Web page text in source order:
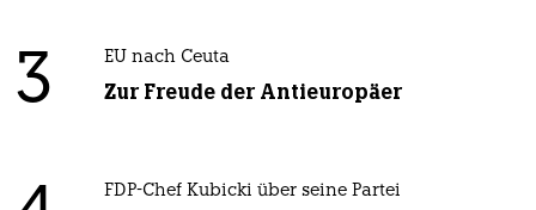
3 EU nach Ceuta
Zur Freude der Antieuropäer
FDP-Chef Kubicki über seine Partei